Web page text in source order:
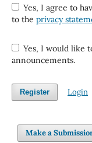
Yes, I agree to have my data collected and stored according
to the privacy
Yes, I would like to be notified of new publications and
announcements.
Register Login
Make a